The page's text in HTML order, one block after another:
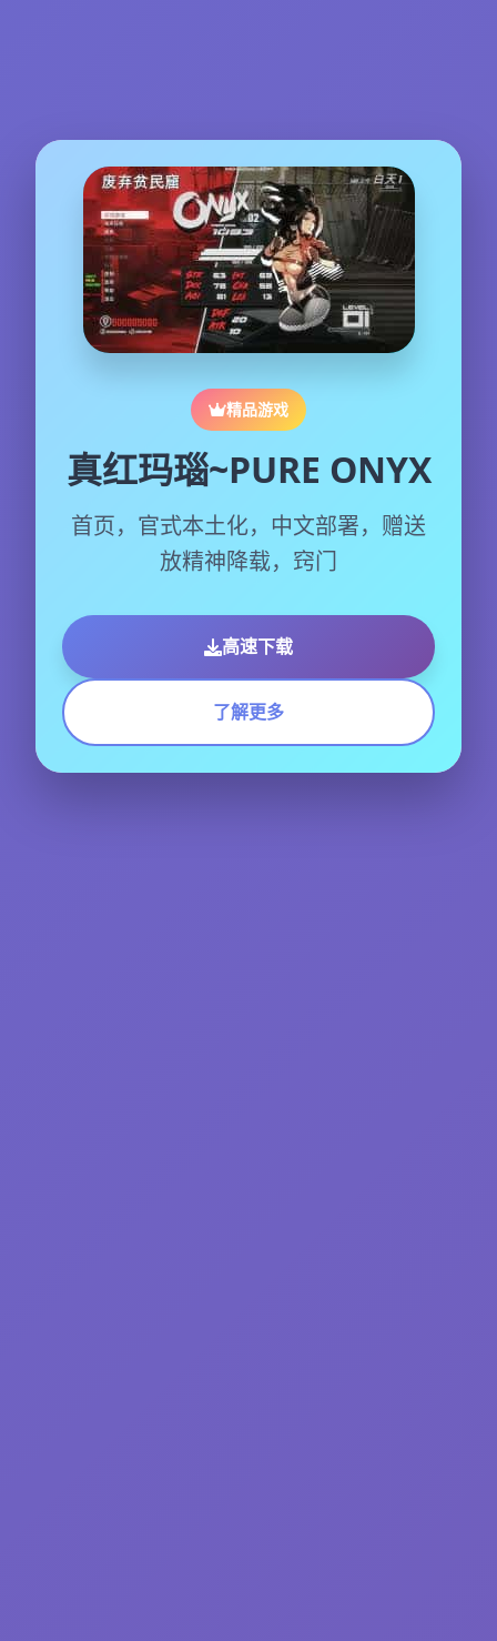
精品游戏
真红玛瑙~PURE ONYX
首页，官式本土化，中文部署，赠送
放精神降载，窍门
高速下载
了解更多